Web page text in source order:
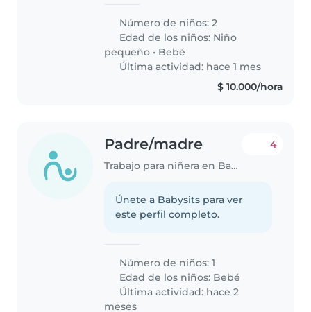
Número de niños: 2
Edad de los niños: Niño
pequeño • Bebé
Última actividad: hace 1 mes
$ 10.000/hora
Padre/madre
Trabajo para niñera en Barrancabermeja
4
Únete a Babysits para ver
este perfil completo.
Número de niños: 1
Edad de los niños: Bebé
Última actividad: hace 2
meses